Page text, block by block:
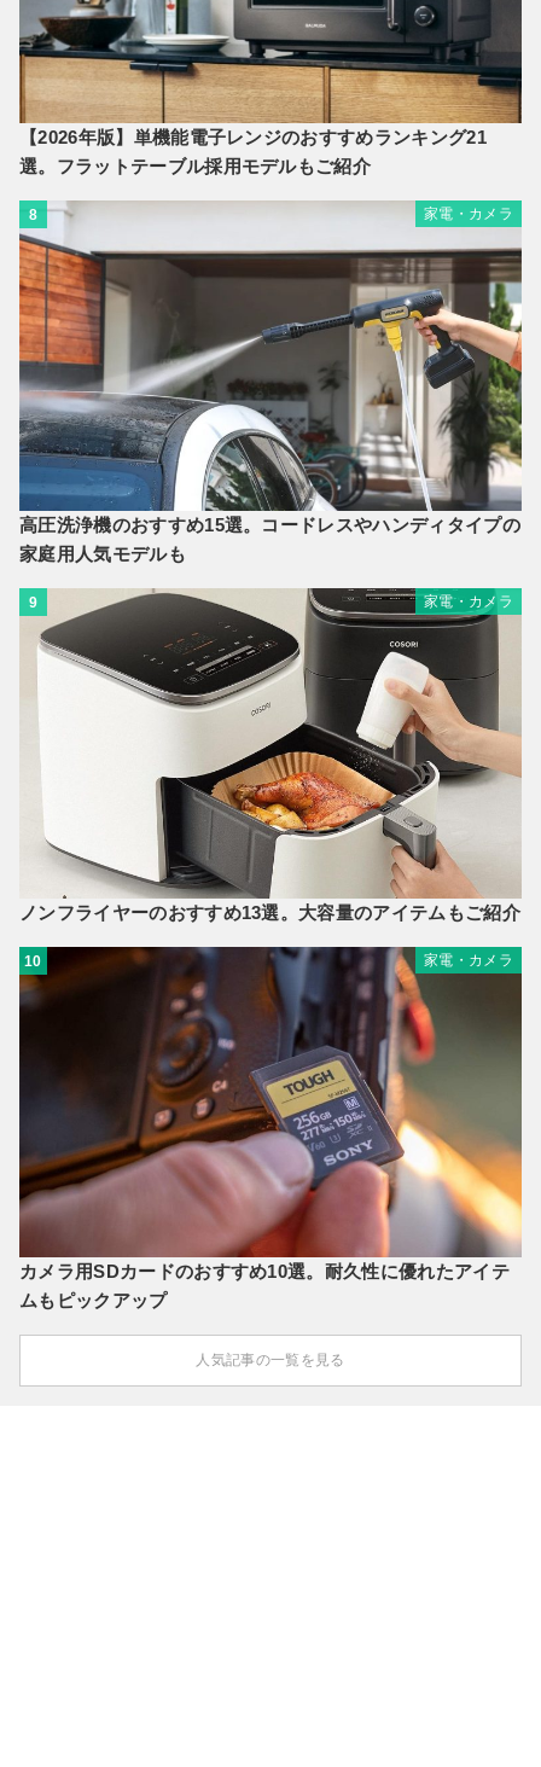
【2026年版】単機能電子レンジのおすすめランキング21
選。フラットテーブル採用モデルもご紹介
8 家電・カメラ
高圧洗浄機のおすすめ15選。コードレスやハンディタイプの
家庭用人気モデルも
9 家電・カメラ
ノンフライヤーのおすすめ13選。大容量のアイテムもご紹介
10 家電・カメラ
カメラ用SDカードのおすすめ10選。耐久性に優れたアイテ
ムもピックアップ
人気記事の一覧を見る